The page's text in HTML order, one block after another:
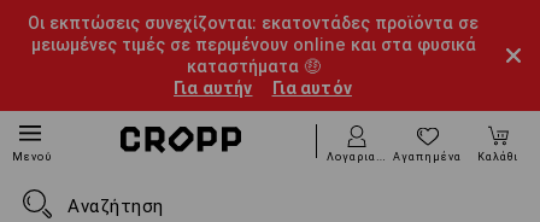
Οι εκπτώσεις συνεχίζονται: εκατοντάδες προϊόντα σε
μειωμένες τιμές σε περιμένουν online και στα φυσικά
καταστήματα 🤑
Για αυτήν
Για αυτόν
Μενού ΛογαριασμόςΑγαπημένα Καλάθι